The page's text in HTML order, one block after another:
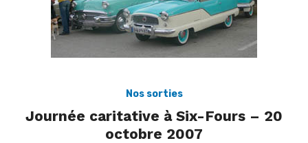
Nos sorties
Journée caritative à Six-Fours – 20
octobre 2007